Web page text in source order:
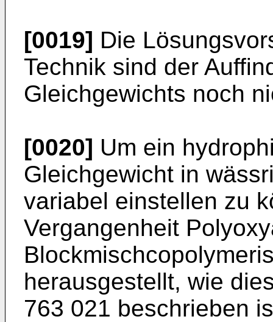
[0019] Die
Technik sind der
Gleichgewichts noch
[0020] Um ein
Gleichgewicht in
variabel einstellen zu
Vergangenheit
herausgestellt, wie
763 021 beschrieben